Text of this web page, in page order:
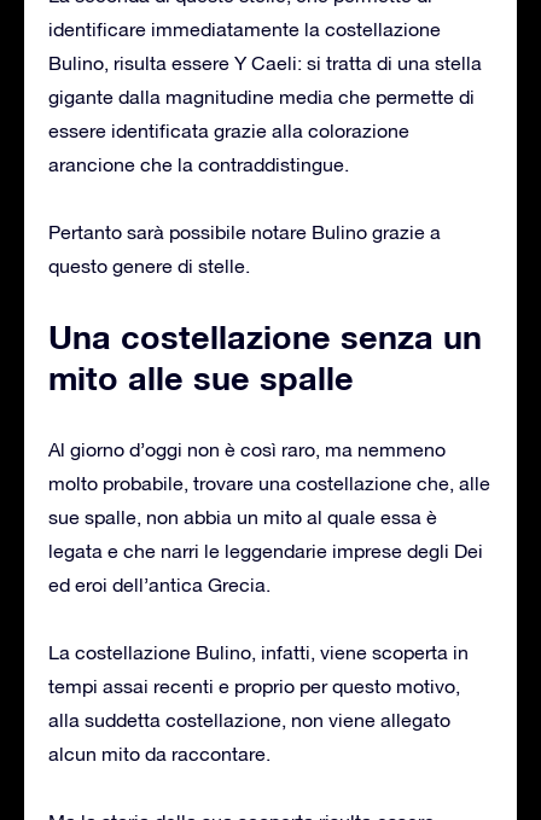
identificare immediatamente la costellazione
Bulino, risulta essere Y Caeli: si tratta di una stella
gigante dalla magnitudine media che permette di
essere identificata grazie alla colorazione
arancione che la contraddistingue.
Pertanto sarà possibile notare Bulino grazie a
questo genere di stelle.
Una costellazione senza un
mito alle sue spalle
Al giorno d’oggi non è così raro, ma nemmeno
molto probabile, trovare una costellazione che, alle
sue spalle, non abbia un mito al quale essa è
legata e che narri le leggendarie imprese degli Dei
ed eroi dell’antica Grecia.
La costellazione Bulino, infatti, viene scoperta in
tempi assai recenti e proprio per questo motivo,
alla suddetta costellazione, non viene allegato
alcun mito da raccontare.